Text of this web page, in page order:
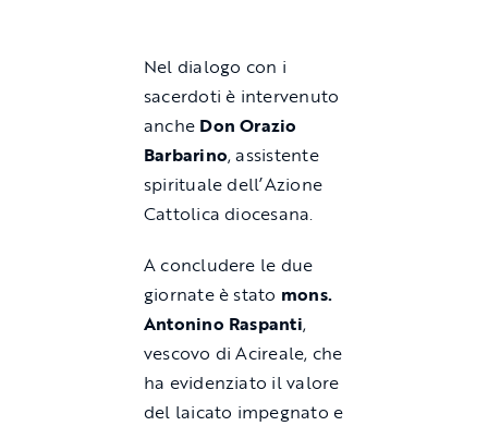
Nel dialogo con i
sacerdoti è intervenuto
anche Don Orazio
Barbarino, assistente
spirituale dell’Azione
Cattolica diocesana.
A concludere le due
giornate è stato mons.
Antonino Raspanti,
vescovo di Acireale, che
ha evidenziato il valore
del laicato impegnato e